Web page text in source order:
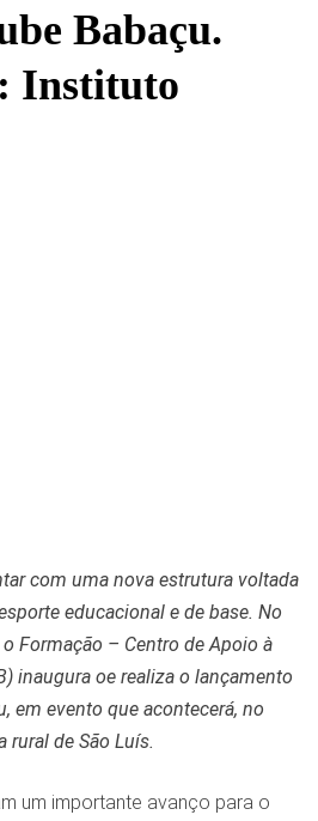
Babaçu.
Instituto
com uma nova estrutura voltada
educacional e de base. No
Formação – Centro de Apoio à
inaugura oe realiza o lançamento
em evento que acontecerá, no
rural de São Luís.
um importante avanço para o